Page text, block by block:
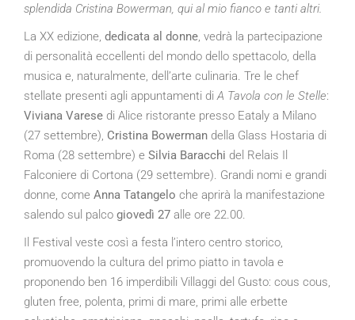
splendida Cristina Bowerman, qui al mio fianco e tanti altri.
La XX edizione, dedicata al donne, vedrà la partecipazione
di personalità eccellenti del mondo dello spettacolo, della
musica e, naturalmente, dell’arte culinaria. Tre le chef
stellate presenti agli appuntamenti diA Tavola con le Stelle:
Viviana Varese di Alice ristorante presso Eataly a Milano
(27 settembre), Cristina Bowerman della Glass Hostaria di
Roma (28 settembre) e Silvia Baracchi del Relais Il
Falconiere di Cortona (29 settembre). Grandi nomi e grandi
donne, come Anna Tatangelo che aprirà la manifestazione
salendo sul palco giovedì 27 alle ore 22.00.
Il Festival veste così a festa l’intero centro storico,
promuovendo la cultura del primo piatto in tavola e
proponendo ben 16 imperdibili Villaggi del Gusto: cous cous,
gluten free, polenta, primi di mare, primi alle erbette